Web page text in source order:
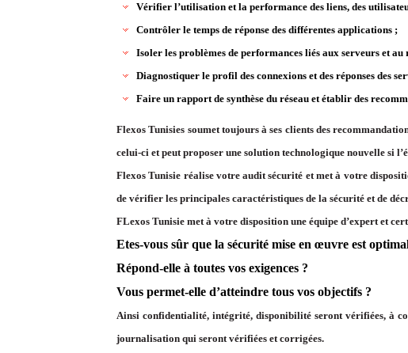
Vérifier l’utilisation et la performance des liens, des
Contrôler le temps de réponse des différentes applications ;
Isoler les problèmes de performances liés aux serveurs et au
Diagnostiquer le profil des connexions et des réponses des
Faire un rapport de synthèse du réseau et établir des
Flexos Tunisies soumet toujours à ses clients des
celui-ci et peut proposer une solution technologique nouvelle si
Flexos Tunisie réalise votre audit sécurité et met à votre
de vérifier les principales caractéristiques de la sécurité et de
FLexos Tunisie met à votre disposition une équipe d’expert et
Etes-vous sûr que la sécurité mise en œuvre est
Répond-elle à toutes vos exigences ?
Vous permet-elle d’atteindre tous vos objectifs ?
Ainsi confidentialité, intégrité, disponibilité seront vérifiées, à
journalisation qui seront vérifiées et corrigées.